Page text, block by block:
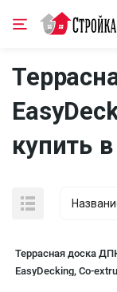
купить
Террасная доска
EasyDecking, Co-